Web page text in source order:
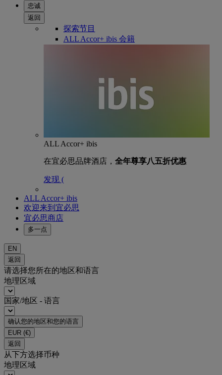
忠诚
返回
探索节目
ALL Accor+ ibis 会籍
ALL Accor+ ibis
在宜必思品牌酒店， 全年尊享八五折优惠
发现 (
ALL Accor+ ibis
欢迎来到宜必思
宜必思商店
多一点
EN
返回
请选择您所在的地区和语言
地理区域
国家/地区 - 语言
确认您的地区和您的语言
EUR (€)
返回
从下方选择币种
地理区域